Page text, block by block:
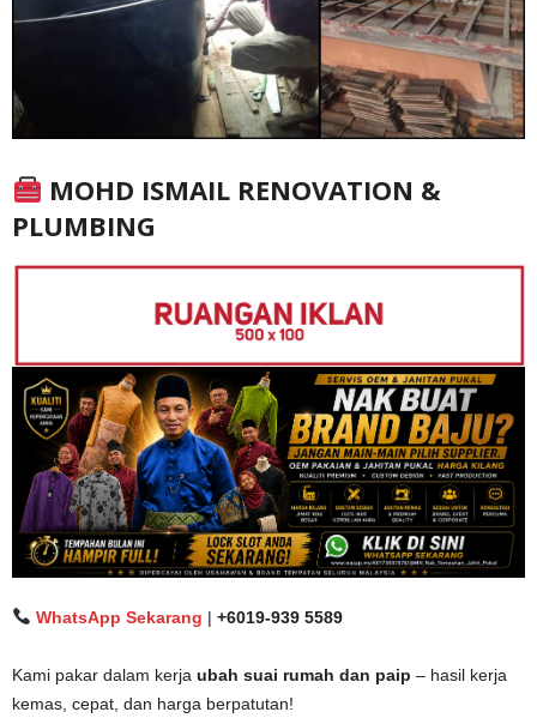
MOHD ISMAIL RENOVATION &
PLUMBING
WhatsApp Sekarang | +6019-939 5589
Kami pakar dalam kerja ubah suai rumah dan paip – hasil kerja
kemas, cepat, dan harga berpatutan!